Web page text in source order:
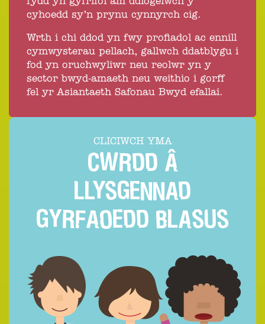
cyhoedd sy’n prynu cynnyrch cig.
Wrth i chi ddod yn fwy profiadol ac ennill
cymwysterau pellach, gallwch ddatblygu i
fod yn oruchwyliwr neu reolwr yn y
sector bwyd-amaeth neu weithio i gorff
fel yr Asiantaeth Safonau Bwyd efallai.
CLICIWCH YMA
CWRDD Â
LLYSGENNAD
GYRFAOEDD BLASUS